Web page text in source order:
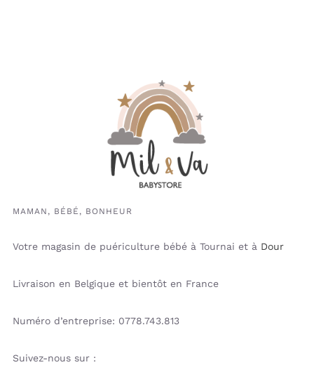
MAMAN, BÉBÉ, BONHEUR
Votre magasin de puériculture bébé à Tournai et à Dour
Livraison en Belgique et bientôt en France
Numéro d’entreprise: 0778.743.813
Suivez-nous sur :